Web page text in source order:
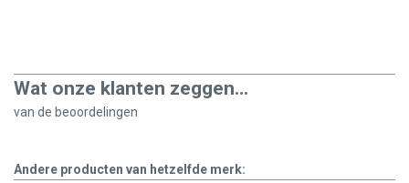
Wat onze klanten zeggen...
van de beoordelingen
Andere producten van hetzelfde merk: